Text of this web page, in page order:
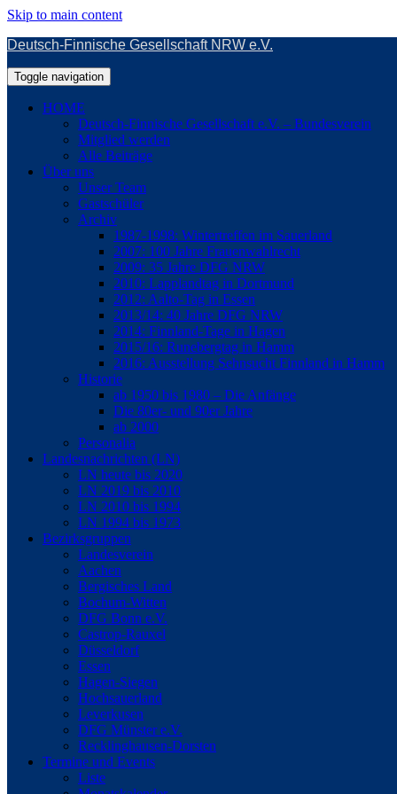
Skip to main content
Deutsch-Finnische Gesellschaft NRW e.V.
Toggle navigation
HOME
Deutsch-Finnische Gesellschaft e.V. – Bundesverein
Mitglied werden
Alle Beiträge
Über uns
Unser Team
Gastschüler
Archiv
1987-1998: Wintertreffen im Sauerland
2007: 100 Jahre Frauenwahlrecht
2009: 35 Jahre DFG NRW
2010: Lapplandtag in Dortmund
2012: Aalto-Tag in Essen
2013/14: 40 Jahre DFG NRW
2014: Finnland-Tage in Hagen
2015/16: Runebergtag in Hamm
2016: Ausstellung Sehnsucht Finnland in Hamm
Historie
ab 1950 bis 1980 – Die Anfänge
Die 80er- und 90er Jahre
ab 2000
Personalia
Landesnachrichten (LN)
LN heute bis 2020
LN 2019 bis 2010
LN 2010 bis 1994
LN 1994 bis 1973
Bezirksgruppen
Landesverein
Aachen
Bergisches Land
Bochum-Witten
DFG Bonn e.V.
Castrop-Rauxel
Düsseldorf
Essen
Hagen-Siegen
Hochsauerland
Leverkusen
DFG Münster e.V.
Recklinghausen-Dorsten
Termine und Events
Liste